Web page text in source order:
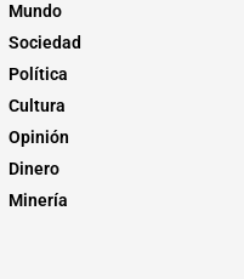
Mundo
Sociedad
Política
Cultura
Opinión
Dinero
Minería